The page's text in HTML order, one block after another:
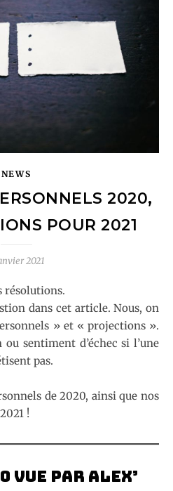
NEWS
2020,
POUR 2021
2021
résolutions.
dans cet article. Nous, on
» et « projections ».
sentiment d’échec si l’une
pas.
de 2020, ainsi que nos
!
vue par Alex’